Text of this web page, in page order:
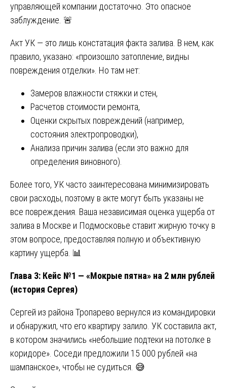
управляющей компании достаточно. Это опасное
заблуждение. 🚨
Акт УК — это лишь констатация факта залива. В нем, как
правило, указано: «произошло затопление, видны
повреждения отделки». Но там нет:
Замеров влажности стяжки и стен,
Расчетов стоимости ремонта,
Оценки скрытых повреждений (например,
состояния электропроводки),
Анализа причин залива (если это важно для
определения виновного).
Более того, УК часто заинтересована минимизировать
свои расходы, поэтому в акте могут быть указаны не
все повреждения. Ваша независимая оценка ущерба от
залива в Москве и Подмосковье ставит жирную точку в
этом вопросе, предоставляя полную и объективную
картину ущерба. 📊
Глава 3: Кейс №1 — «Мокрые пятна» на 2 млн рублей
(история Сергея)
Сергей из района Тропарево вернулся из командировки
и обнаружил, что его квартиру залило. УК составила акт,
в котором значились «небольшие подтеки на потолке в
коридоре». Соседи предложили 15 000 рублей «на
шампанское», чтобы не судиться. 😅